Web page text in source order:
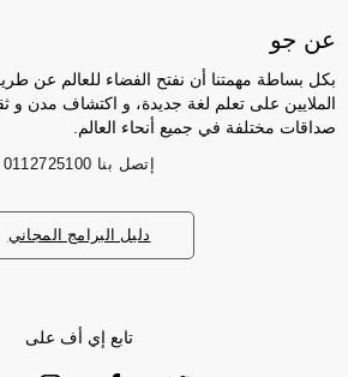
عن جو
بكل بساطة مهمتنا أن نفتح الفضاء للعالم عن
الملايين على تعلم لغة جديدة، و اكتشاف مدن و
صداقات مختلفة في جميع أنحاء العالم.
إتصل بنا 0112725100
دليل البرامج المجاني
تابع إي أف على